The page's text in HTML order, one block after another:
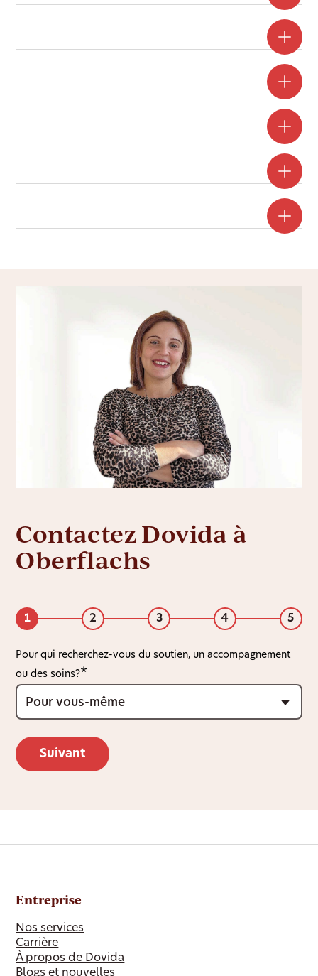
Contactez Dovida à
Oberflachs
1 2 3 4 5
Pour qui recherchez-vous du soutien, un accompagnement
ou des soins?
Entreprise
Nos services
Carrière
À propos de Dovida
Blogs et nouvelles